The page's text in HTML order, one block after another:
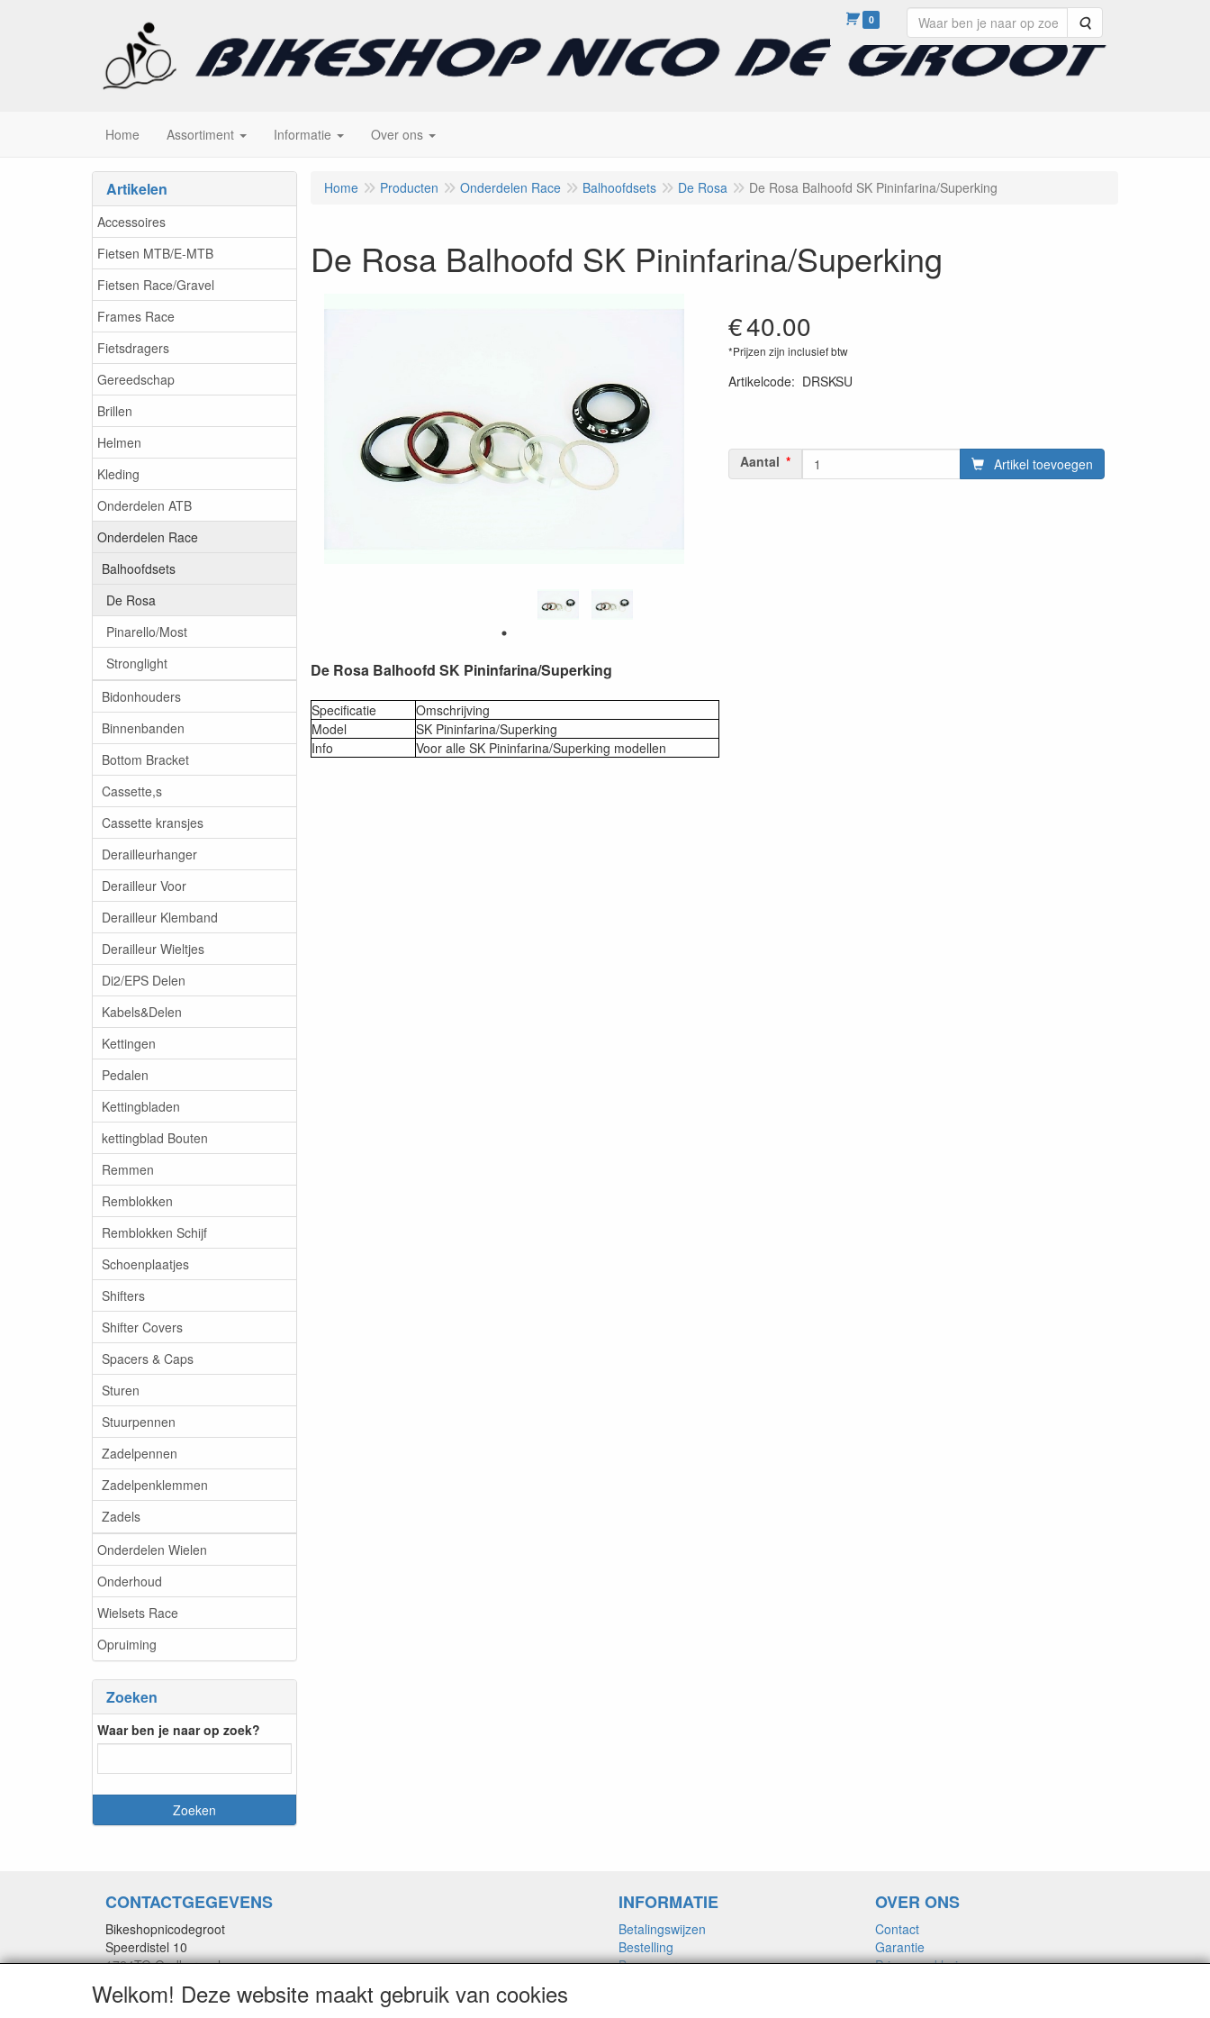
0 Zoeken
Home Assortiment Informatie Over ons
Artikelen
Accessoires
Fietsen MTB/E-MTB
Fietsen Race/Gravel
Frames Race
Fietsdragers
Gereedschap
Brillen
Helmen
Kleding
Onderdelen ATB
Onderdelen Race
Balhoofdsets
De Rosa
Pinarello/Most
Stronglight
Bidonhouders
Binnenbanden
Bottom Bracket
Cassette,s
Cassette kransjes
Derailleurhanger
Derailleur Voor
Derailleur Klemband
Derailleur Wieltjes
Di2/EPS Delen
Kabels&Delen
Kettingen
Pedalen
Kettingbladen
kettingblad Bouten
Remmen
Remblokken
Remblokken Schijf
Schoenplaatjes
Shifters
Shifter Covers
Spacers & Caps
Sturen
Stuurpennen
Zadelpennen
Zadelpenklemmen
Zadels
Onderdelen Wielen
Onderhoud
Wielsets Race
Opruiming
Zoeken
Waar ben je naar op zoek?
Home Producten Onderdelen Race Balhoofdsets De Rosa De Rosa Balhoofd SK Pininfarina/Superking
De Rosa Balhoofd SK Pininfarina/Superking
€40.00
*Prijzen zijn inclusief btw
Artikelcode: DRSKSU
Aantal Artikel toevoegen
De Rosa Balhoofd SK Pininfarina/Superking
Specificatie
Omschrijving
Model
SK Pininfarina/Superking
Info
Voor alle SK Pininfarina/Superking modellen
CONTACTGEGEVENS
Bikeshopnicodegroot
Speerdistel 10
1724TG Oudkarspel
info@bikeshopnicodegroot.nl
INFORMATIE
Betalingswijzen
Bestelling
Bezorgvormen
OVER ONS
Contact
Garantie
Privacyverklaring
Welkom! Deze website maakt gebruik van cookies